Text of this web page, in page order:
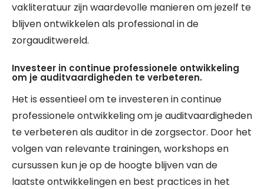
vakliteratuur zijn waardevolle manieren om jezelf te
blijven ontwikkelen als professional in de
zorgauditwereld.
Investeer in continue professionele ontwikkeling
om je auditvaardigheden te verbeteren.
Het is essentieel om te investeren in continue
professionele ontwikkeling om je auditvaardigheden
te verbeteren als auditor in de zorgsector. Door het
volgen van relevante trainingen, workshops en
cursussen kun je op de hoogte blijven van de
laatste ontwikkelingen en best practices in het